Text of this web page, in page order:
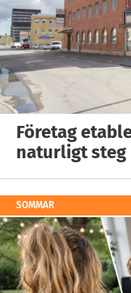
Företag
naturligt steg
SOMMAR